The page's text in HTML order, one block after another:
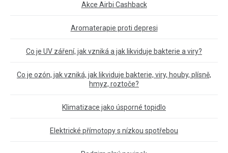
Akce Airbi Cashback
Aromaterapie proti depresi
Co je UV záření, jak vzniká a jak likviduje bakterie a viry?
Co je ozón, jak vzniká, jak likviduje bakterie, viry, houby, plísně,
hmyz, roztoče?
Klimatizace jako úsporné topidlo
Elektrické přímotopy s nízkou spotřebou